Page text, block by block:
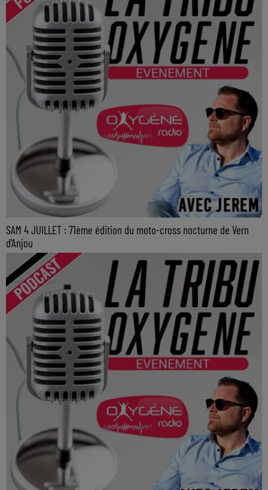
SAM 4 JUILLET : 71ème édition du moto-cross nocturne de Vern
d'Anjou